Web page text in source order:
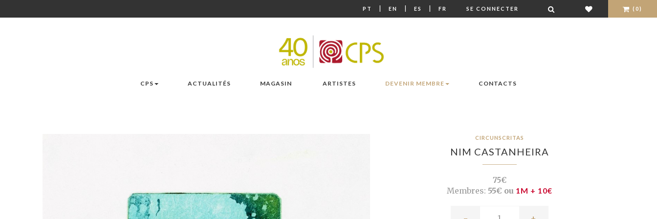
PT | EN | ES | FR SE CONNECTER (0)
CPS ACTUALITÉS MAGASIN ARTISTES DEVENIR MEMBRE CONTACTS
CIRCUNSCRITAS
NIM CASTANHEIRA
75€
Membres: 55€ ou 1M + 10€